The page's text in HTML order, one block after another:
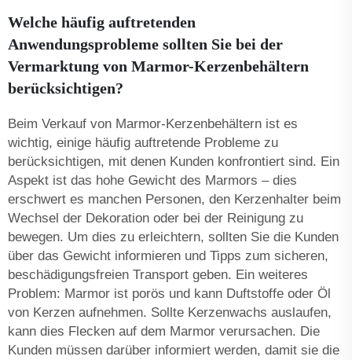
Welche häufig auftretenden
Anwendungsprobleme sollten Sie bei der
Vermarktung von Marmor-Kerzenbehältern
berücksichtigen?
Beim Verkauf von Marmor-Kerzenbehältern ist es
wichtig, einige häufig auftretende Probleme zu
berücksichtigen, mit denen Kunden konfrontiert sind. Ein
Aspekt ist das hohe Gewicht des Marmors – dies
erschwert es manchen Personen, den Kerzenhalter beim
Wechsel der Dekoration oder bei der Reinigung zu
bewegen. Um dies zu erleichtern, sollten Sie die Kunden
über das Gewicht informieren und Tipps zum sicheren,
beschädigungsfreien Transport geben. Ein weiteres
Problem: Marmor ist porös und kann Duftstoffe oder Öl
von Kerzen aufnehmen. Sollte Kerzenwachs auslaufen,
kann dies Flecken auf dem Marmor verursachen. Die
Kunden müssen darüber informiert werden, damit sie die